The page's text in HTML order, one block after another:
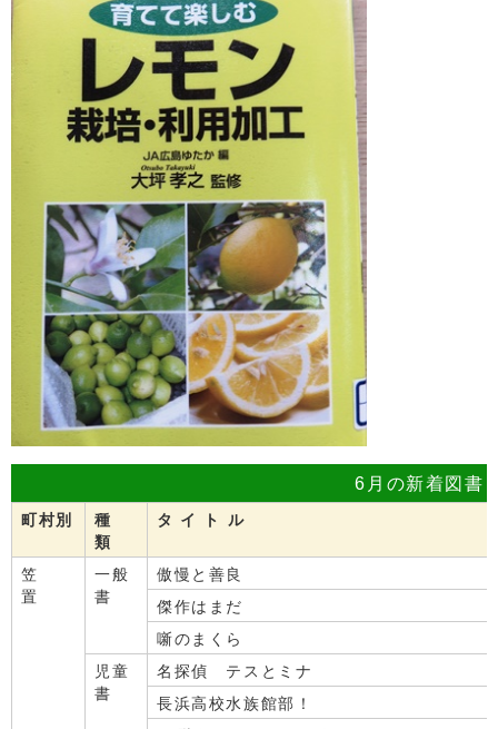
6月の新着図書
町村別
種
類
タ イ ト ル
笠
置
一般
書
傲慢と善良
傑作はまだ
噺のまくら
児童
書
名探偵 テスとミナ
長浜高校水族館部！